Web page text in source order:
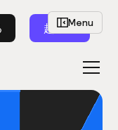
起動Menu